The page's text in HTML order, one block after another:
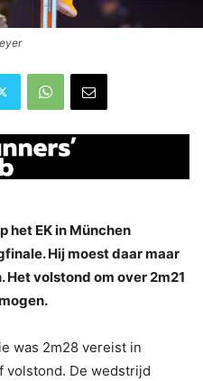
het EK in München
Hij moest daar maar
volstond om over 2m21
was 2m28 vereist in
volstond. De wedstrijd